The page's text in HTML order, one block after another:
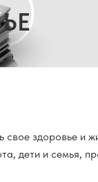
свое здоровье и
дети и семья,